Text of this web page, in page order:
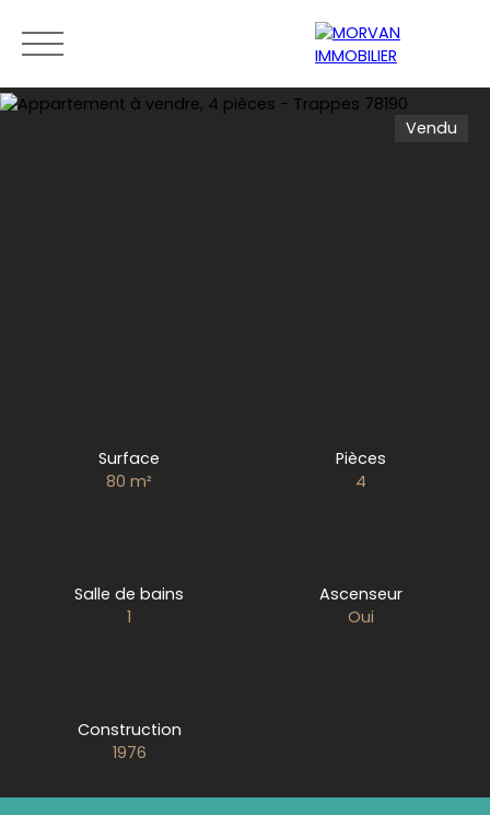
Vendu
Surface
80m²
Pièces
4
Salle de bains
1
Ascenseur
Oui
Construction
1976